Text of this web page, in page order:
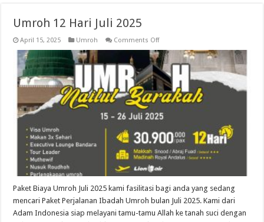
Umroh 12 Hari Juli 2025
April 15, 2025 Umroh Comments Offon
12
Hari
Juli
2025
Paket Biaya Umroh Juli 2025 kami fasilitasi bagi anda yang sedang
mencari Paket Perjalanan Ibadah Umroh bulan Juli 2025. Kami dari
Adam Indonesia siap melayani tamu-tamu Allah ke tanah suci dengan